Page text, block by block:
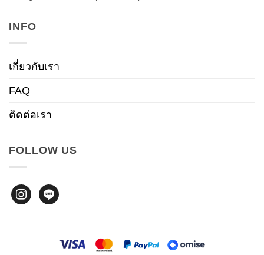
INFO
เกี่ยวกับเรา
FAQ
ติดต่อเรา
FOLLOW US
instagram
line